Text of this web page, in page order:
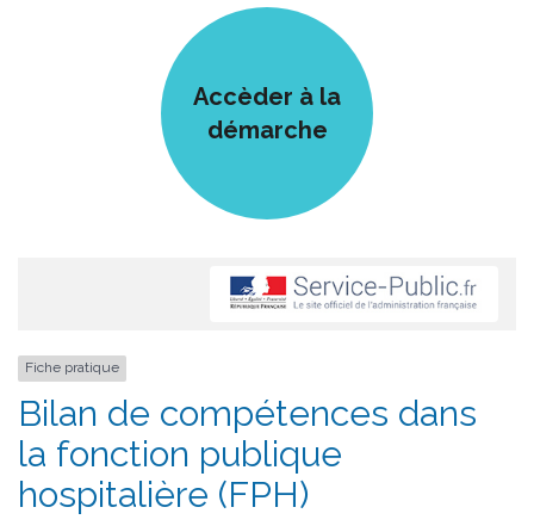
Accèder à la
démarche
Fiche pratique
Bilan de compétences dans
la fonction publique
hospitalière (FPH)